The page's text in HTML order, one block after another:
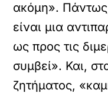
ακόμη».
είναι μια
ως προς τις
συμβεί». Και,
ζητήματος,